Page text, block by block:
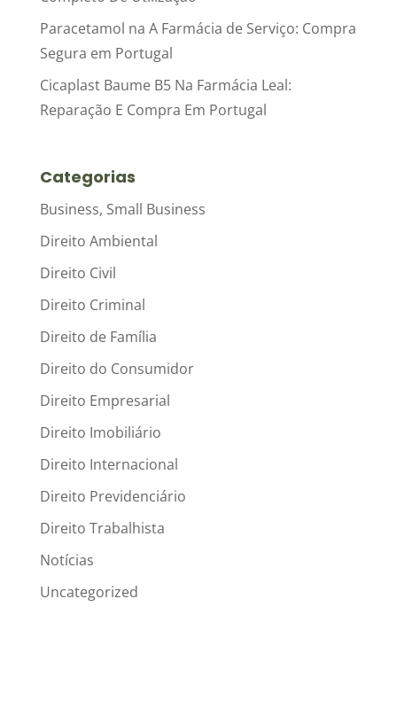
Paracetamol na A Farmácia de Serviço: Compra
Segura em Portugal
Cicaplast Baume B5 Na Farmácia Leal:
Reparação E Compra Em Portugal
Categorias
Business, Small Business
Direito Ambiental
Direito Civil
Direito Criminal
Direito de Família
Direito do Consumidor
Direito Empresarial
Direito Imobiliário
Direito Internacional
Direito Previdenciário
Direito Trabalhista
Notícias
Uncategorized